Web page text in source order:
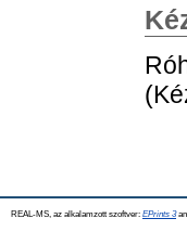
REAL-MS, az alkalamzott szoftver: EPrints 3